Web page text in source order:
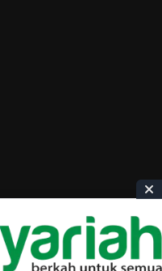
. All Rights Reserved.